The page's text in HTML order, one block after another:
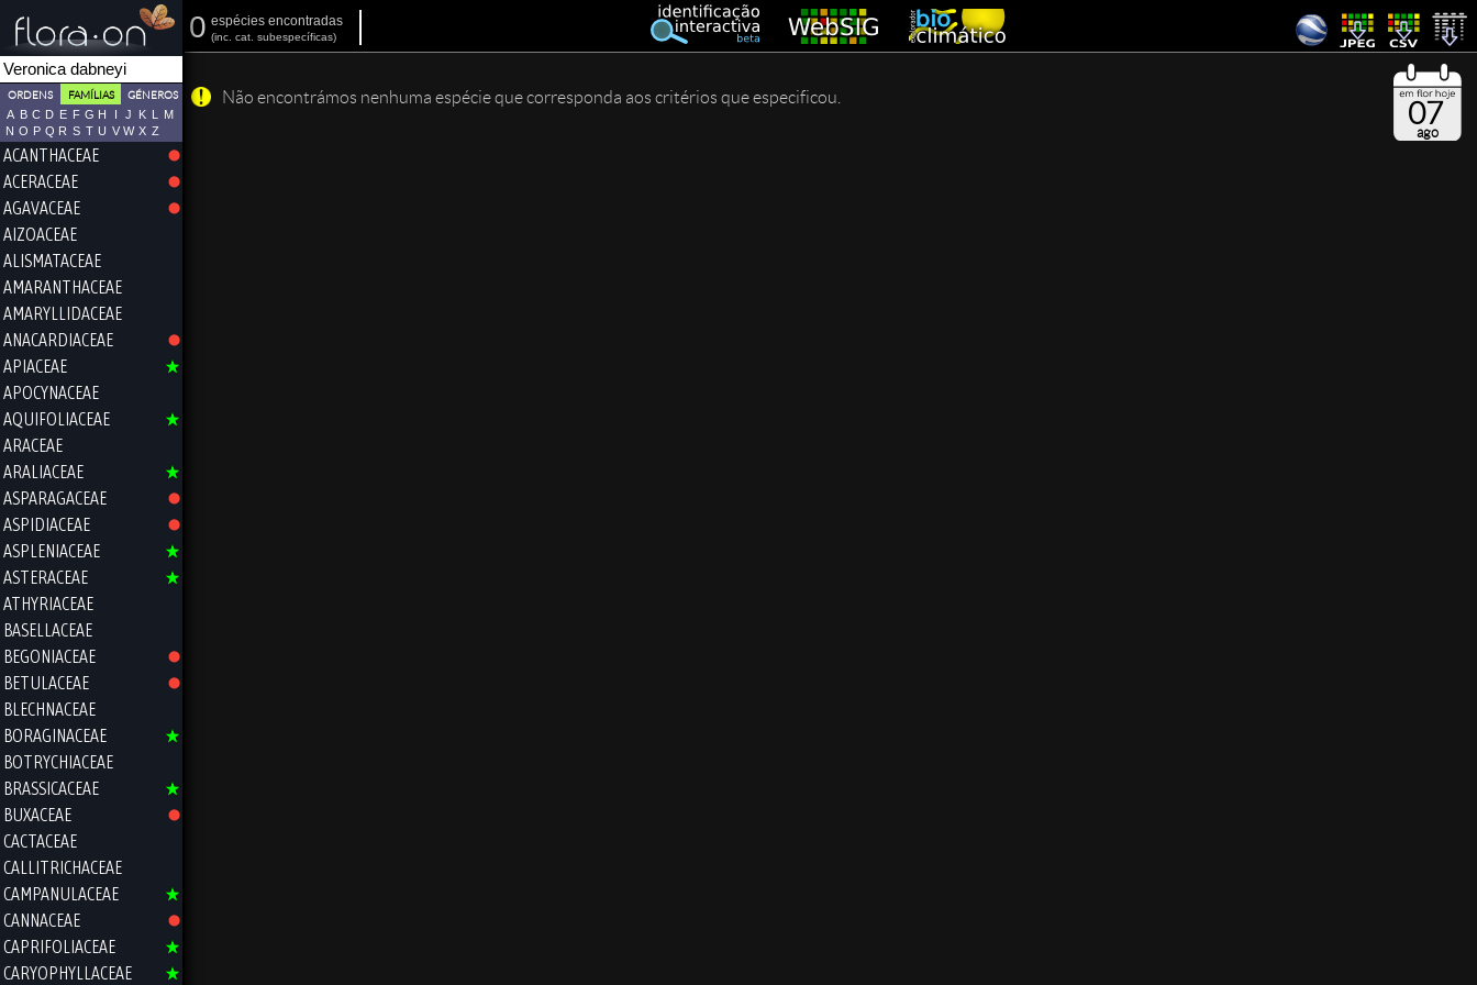
ORDENS FAMÍLIAS GÉNEROS
A B C D E F G H I J K L
M
N O P Q R S T U V W X Z
ACANTHACEAE
ACERACEAE
AGAVACEAE
AIZOACEAE
ALISMATACEAE
AMARANTHACEAE
AMARYLLIDACEAE
ANACARDIACEAE
APIACEAE
APOCYNACEAE
AQUIFOLIACEAE
ARACEAE
ARALIACEAE
ASPARAGACEAE
ASPIDIACEAE
ASPLENIACEAE
ASTERACEAE
ATHYRIACEAE
BASELLACEAE
BEGONIACEAE
BETULACEAE
BLECHNACEAE
BORAGINACEAE
BOTRYCHIACEAE
BRASSICACEAE
BUXACEAE
CACTACEAE
CALLITRICHACEAE
CAMPANULACEAE
CANNACEAE
CAPRIFOLIACEAE
CARYOPHYLLACEAE
0 espécies encontradas
(inc. cat. subespecíficas)
07
ago
Não encontrámos nenhuma espécie que corresponda aos critérios que especificou.